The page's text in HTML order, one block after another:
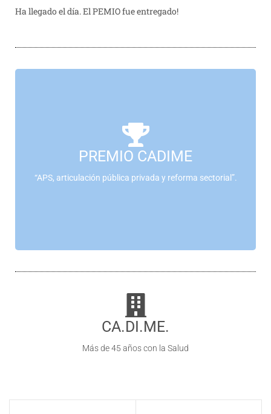
PREMIO CADIME
“APS, articulación pública privada y reforma sectorial”.
NO TE LO PODÉS PERDER
– Participá ahora –
CA.DI.ME.
Más de 45 años con la Salud